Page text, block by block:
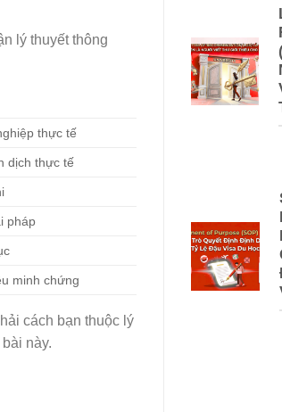
lý thuyết thông
thực tế
dịch thực tế
pháp
minh chứng
cách bạn thuộc lý
này.